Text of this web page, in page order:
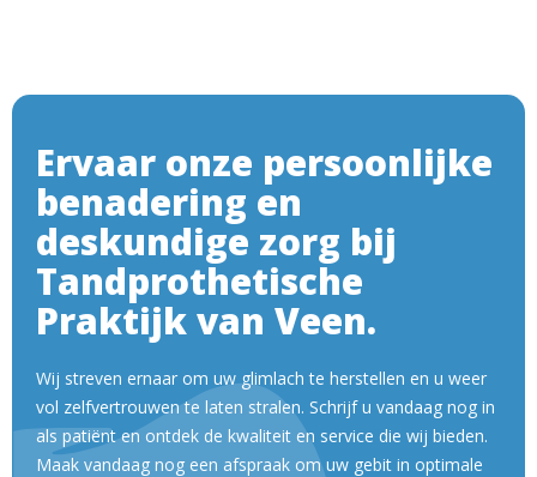
Ervaar onze persoonlijke
benadering en
deskundige zorg bij
Tandprothetische
Praktijk van Veen.
Wij streven ernaar om uw glimlach te herstellen en u weer
vol zelfvertrouwen te laten stralen. Schrijf u vandaag nog in
als patiënt en ontdek de kwaliteit en service die wij bieden.
Maak vandaag nog een afspraak om uw gebit in optimale